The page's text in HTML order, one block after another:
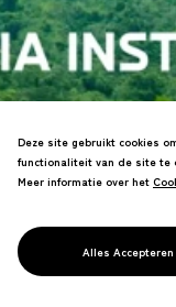
ASIA
OF INNOVATION
Deze site gebruikt cookies
functionaliteit van de site te
Meer informatie over het
Alles Accepteren